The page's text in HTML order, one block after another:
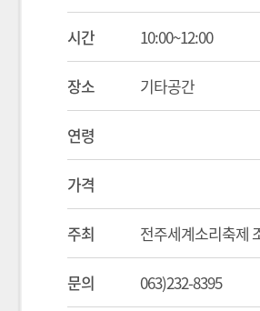
시간 10:00~12:00
장소 기타공간
연령
가격
주최 전주세계소리축제
문의 063)232-8395